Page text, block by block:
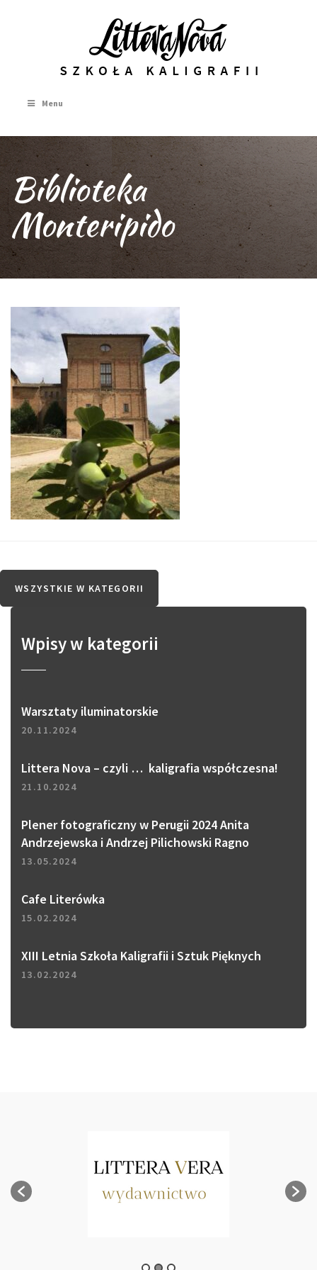
Menu
Biblioteka
Monteripido
WSZYSTKIE W KATEGORII
Wpisy w kategorii
Warsztaty iluminatorskie
20.11.2024
Littera Nova – czyli … kaligrafia współczesna!
21.10.2024
Plener fotograficzny w Perugii 2024 Anita
Andrzejewska i Andrzej Pilichowski Ragno
13.05.2024
Cafe Literówka
15.02.2024
XIII Letnia Szkoła Kaligrafii i Sztuk Pięknych
13.02.2024